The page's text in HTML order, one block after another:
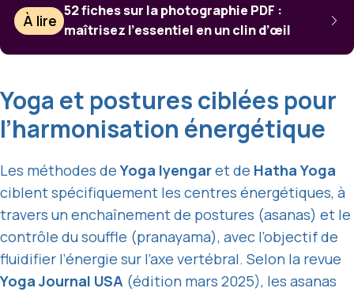
À lire
52 fiches sur la photographie PDF :
maîtrisez l’essentiel en un clin d’œil
Yoga et postures ciblées pour
l’harmonisation énergétique
Les méthodes deYoga Iyengaret de Hatha Yoga
ciblent spécifiquement les centres énergétiques, à
travers un enchaînement de postures (asanas) et le
contrôle du souffle (pranayama), avec l’objectif de
fluidifier l’énergie sur l’axe vertébral. Selon la revue
Yoga Journal USA (édition mars 2025), les asanas